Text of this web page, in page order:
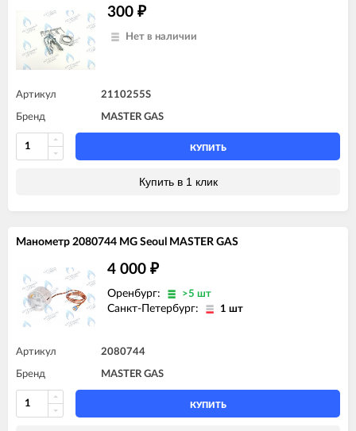
300 ₽
Нет в наличии
Артикул 2110255S
Бренд MASTER GAS
КУПИТЬ
Купить в 1 клик
Манометр 2080744 MG Seoul MASTER GAS
4 000 ₽
Оренбург: >5 шт
Санкт-Петербург: 1 шт
Артикул 2080744
Бренд MASTER GAS
КУПИТЬ